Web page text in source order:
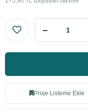
Proje Listeme Ekle